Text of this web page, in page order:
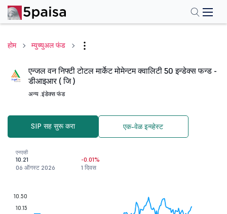
होम म्युच्युअल फंड
एन्जल वन निफ्टी टोटल मार्केट मोमेन्टम क्वालिटी 50 इन्डेक्स फन्ड -
डीआइआर ( जि )
अन्य .इंडेक्स फंड
SIP सह सुरू करा एक-वेळ इन्व्हेस्ट
एनएव्ही
10.21
06 ऑगस्ट 2026
-0.01%
1 दिवस
10.50
10.15